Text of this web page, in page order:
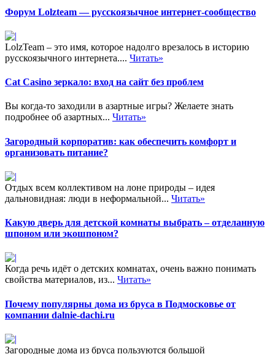
Форум Lolzteam — русскоязычное интернет-сообщество
LolzTeam – это имя, которое надолго врезалось в историю
русскоязычного интернета.... Читать»
Cat Casino зеркало: вход на сайт без проблем
Вы когда-то заходили в азартные игры? Желаете знать
подробнее об азартных... Читать»
Загородный корпоратив: как обеспечить комфорт и
организовать питание?
Отдых всем коллективом на лоне природы – идея
дальновидная: люди в неформальной... Читать»
Какую дверь для детской комнаты выбрать – отделанную
шпоном или экошпоном?
Когда речь идёт о детских комнатах, очень важно понимать
свойства материалов, из... Читать»
Почему популярны дома из бруса в Подмосковье от
компании dalnie-dachi.ru
Загородные дома из бруса пользуются большой